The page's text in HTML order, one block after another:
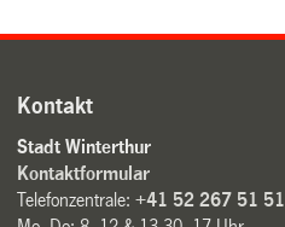
Kontakt
Stadt Winterthur
Kontaktformular
Telefonzentrale:+41 52 267 51 51